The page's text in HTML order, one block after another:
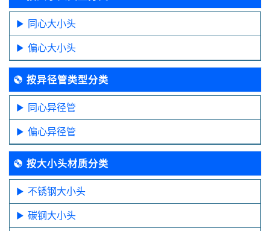
同心大小头
偏心大小头
按异径管类型分类
同心异径管
偏心异径管
按大小头材质分类
不锈钢大小头
碳钢大小头